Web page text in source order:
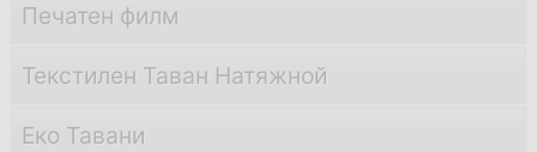
Печатен филм
Текстилен Таван Натяжной
Еко Тавани